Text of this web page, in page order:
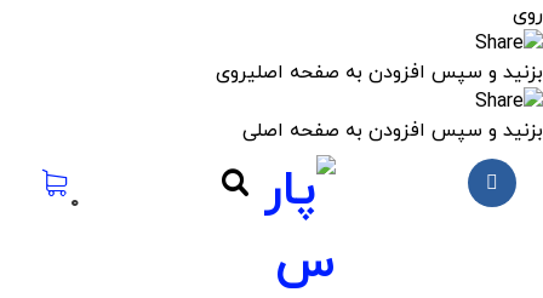
روی
بزنید و سپس افزودن به صفحه اصلیروی
بزنید و سپس افزودن به صفحه اصلی